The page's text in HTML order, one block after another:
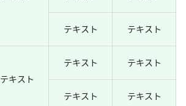
テキスト テキスト
テキスト
テキスト テキスト
テキスト テキスト